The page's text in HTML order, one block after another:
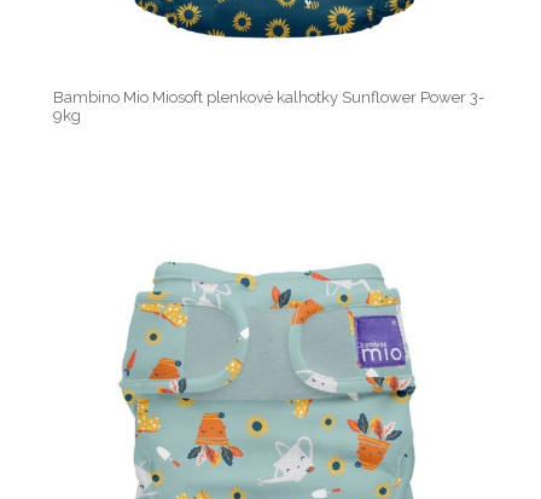
Bambino Mio Miosoft plenkové kalhotky Sunflower Power 3-
9kg